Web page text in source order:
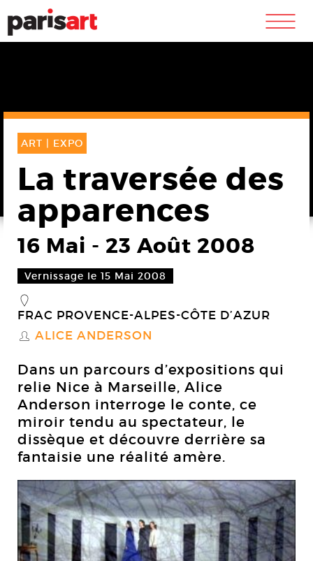
m
ART | EXPO
La traversée des
apparences
16 Mai - 23 Août 2008
Vernissage le 15 Mai 2008
_
FRAC PROVENCE-ALPES-CÔTE D’AZUR
S ALICE ANDERSON
Dans un parcours d’expositions qui
relie Nice à Marseille, Alice
Anderson interroge le conte, ce
miroir tendu au spectateur, le
dissèque et découvre derrière sa
fantaisie une réalité amère.